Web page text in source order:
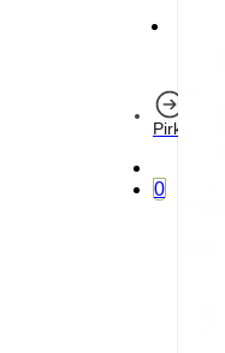
Pirkti
0